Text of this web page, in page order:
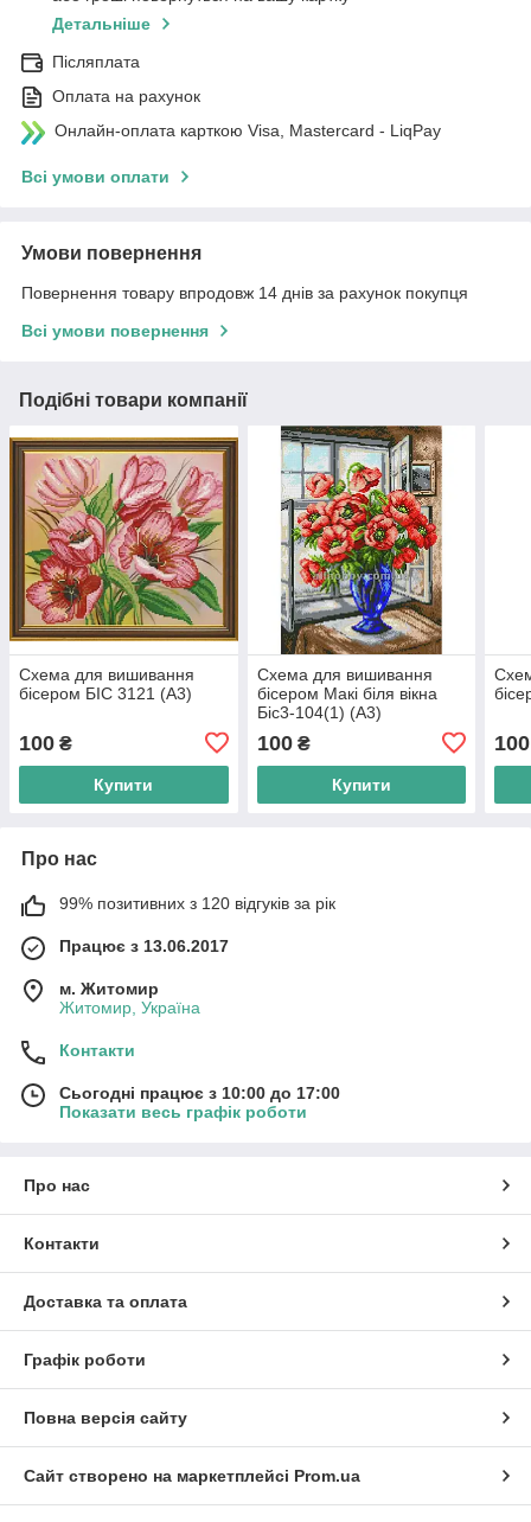
Детальніше
Післяплата
Оплата на рахунок
Онлайн-оплата карткою Visa, Mastercard - LiqPay
Всі умови оплати
Умови повернення
Повернення товару впродовж 14 днів за рахунок покупця
Всі умови повернення
Подібні товари компанії
Схема для вишивання
бісером БІС 3121 (А3)
100 ₴
Купити
Схема для вишивання
бісером Макі біля вікна
Біс3-104(1) (А3)
100₴
Купити
100
Про нас
99% позитивних з 120 відгуків за рік
Працює з 13.06.2017
м. Житомир
Житомир, Україна
Контакти
Сьогодні працює з 10:00 до 17:00
Показати весь графік роботи
Про нас
Контакти
Доставка та оплата
Графік роботи
Повна версія сайту
Сайт створено на маркетплейсі Prom.ua